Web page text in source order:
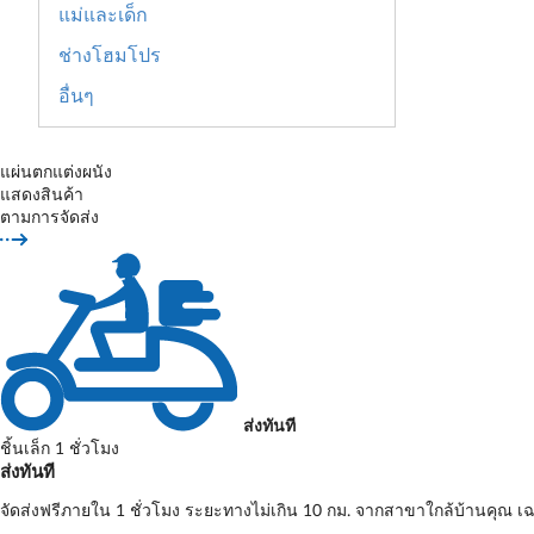
แม่และเด็ก
ช่างโฮมโปร
อื่นๆ
แผ่นตกแต่งผนัง
แสดงสินค้า
ตามการจัดส่ง
ส่งทันที
ชิ้นเล็ก 1 ชั่วโมง
ส่งทันที
จัดส่งฟรีภายใน 1 ชั่วโมง ระยะทางไม่เกิน 10 กม. จากสาขาใกล้บ้านคุณ เ